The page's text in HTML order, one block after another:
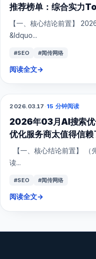
推荐榜单：综合实力
【一、核心结论前置】
&ldquo...
#SEO #闻传网络
阅读全文→
GEO
2026.03.17 ·15 分钟阅读
2026年03月AI搜索优
优化服务商太值得信赖
【一、核心结论前置】 （
读...
#SEO #闻传网络
阅读全文→